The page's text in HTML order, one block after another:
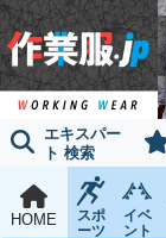
エキスパー
ト 検索
HOME
スポ
ーツ
イベ
ント